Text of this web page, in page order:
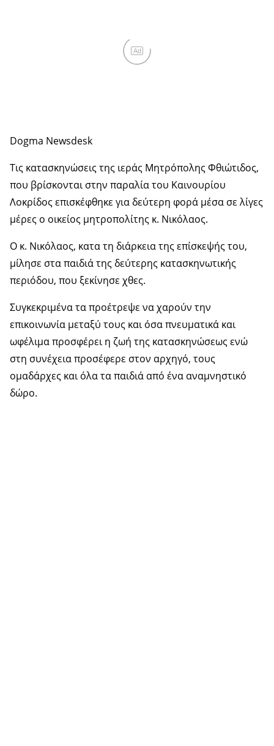
Ad
Dogma Newsdesk
Τις κατασκηνώσεις της ιεράς Μητρόπολης Φθιώτιδος,
που βρίσκονται στην παραλία του Καινουρίου
Λοκρίδος επισκέφθηκε για δεύτερη φορά μέσα σε λίγες
μέρες ο οικείος μητροπολίτης κ. Νικόλαος.
Ο κ. Νικόλαος, κατα τη διάρκεια της επίσκεψής του,
μίλησε στα παιδιά της δεύτερης κατασκηνωτικής
περιόδου, που ξεκίνησε χθες.
Συγκεκριμένα τα προέτρεψε να χαρούν την
επικοινωνία μεταξύ τους και όσα πνευματικά και
ωφέλιμα προσφέρει η ζωή της κατασκηνώσεως ενώ
στη συνέχεια προσέφερε στον αρχηγό, τους
ομαδάρχες και όλα τα παιδιά από ένα αναμνηστικό
δώρο.